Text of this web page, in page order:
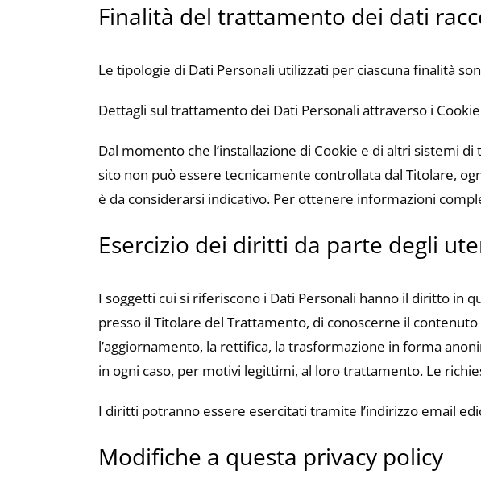
Finalità del trattamento dei dati
Le tipologie di Dati Personali utilizzati per ciascuna finalità
Dettagli sul trattamento dei Dati Personali attraverso i
Dal momento che l’installazione di Cookie e di altri sistemi
sito non può essere tecnicamente controllata dal Titolare,
è da considerarsi indicativo. Per ottenere informazioni
Esercizio dei diritti da parte degli
I soggetti cui si riferiscono i Dati Personali hanno il diritto in
presso il Titolare del Trattamento, di conoscerne il contenuto
l’aggiornamento, la rettifica, la trasformazione in forma
in ogni caso, per motivi legittimi, al loro trattamento. Le
I diritti potranno essere esercitati tramite l’indirizzo e­mail
Modifiche a questa privacy policy